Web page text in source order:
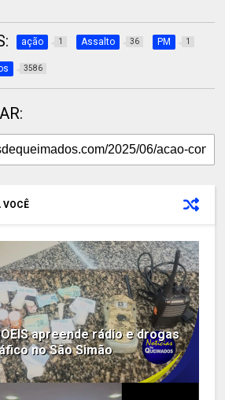
ação 1 Assalto 36 PM 1
3586
VOCÊ
apreende rádio e drogas
no São Simão